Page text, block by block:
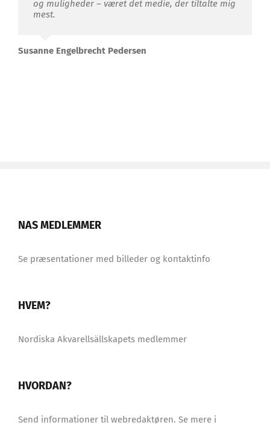
og muligheder – været det medie, der tiltalte mig
mest.
Susanne Engelbrecht Pedersen
NAS MEDLEMMER
Se præsentationer med billeder og kontaktinfo
HVEM?
Nordiska Akvarellsällskapets medlemmer
HVORDAN?
Send informationer til webredaktøren. Se mere i